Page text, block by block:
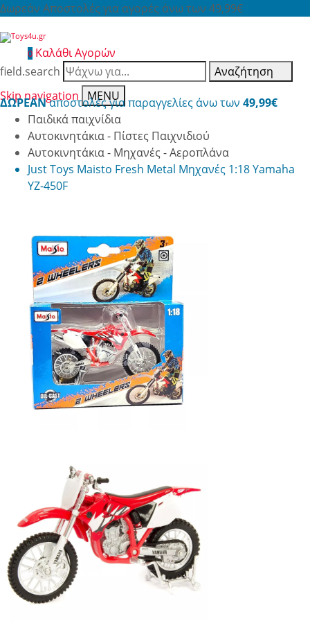
Δωρεάν Αποστολές για αγορές άνω των 49,99€
0 Καλάθι Αγορών
field.search
Αναζήτηση
Skip navigation
MENU
ΔΩΡΕΑΝαποστολές για παραγγελίες άνω των 49,99€
Παιδικά παιχνίδια
Αυτοκινητάκια - Πίστες Παιχνιδιού
Αυτοκινητάκια - Μηχανές - Αεροπλάνα
Just Toys Maisto Fresh Metal Μηχανές 1:18 Yamaha
YZ-450F